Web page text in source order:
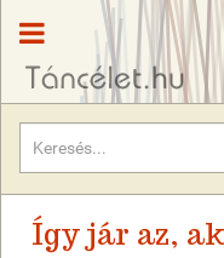
Így jár az,